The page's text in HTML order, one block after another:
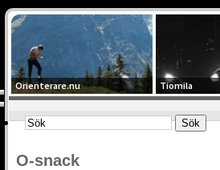
Orienterare.nu Tiomila
O-snack